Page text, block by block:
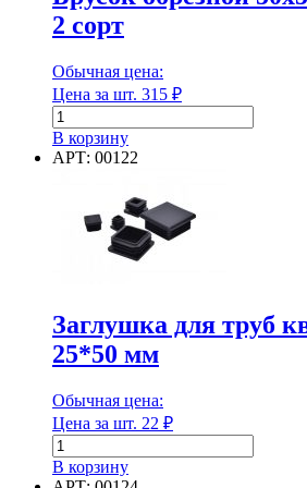
Количество в упаковке
Макс. рабочая температура
Марка плотности
Марка плотности
2 сорт
Обычная цена:
Цена за шт. 315 ₽
Количество
товара
Брусок
хвоя
В корзину
АРТ: 00122
Заглушка для труб
25*50 мм
Обычная цена:
Цена за шт. 22 ₽
Количество
товара
Заглушка
В корзину